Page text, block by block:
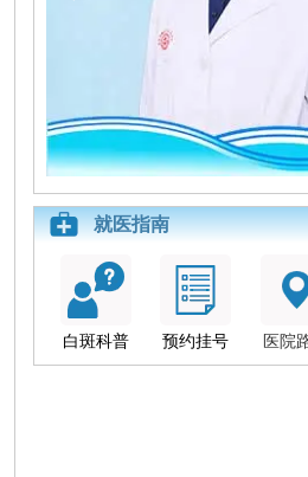
就医指南
白斑科普 预约挂号 医院